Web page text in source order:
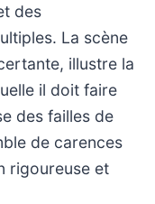
des
La scène
illustre la
il doit faire
des failles de
de carences
rigoureuse et